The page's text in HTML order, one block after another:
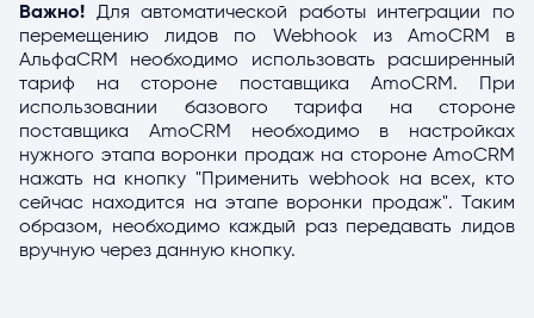
Шаг 9. Создайте вебхук
Шаг. 10 (Опционально) Уточнение этапа воронки
Шаг 11. Пропишите настройки в Амо
Важно! Для автоматической работы интеграции по
перемещению лидов по Webhook из AmoCRM в
АльфаCRM необходимо использовать расширенный
тариф на стороне поставщика AmoCRM. При
использовании базового тарифа на стороне
поставщика AmoCRM необходимо в настройках
нужного этапа воронки продаж на стороне AmoCRM
нажать на кнопку "Применить webhook на всех, кто
сейчас находится на этапе воронки продаж". Таким
образом, необходимо каждый раз передавать лидов
вручную через данную кнопку.